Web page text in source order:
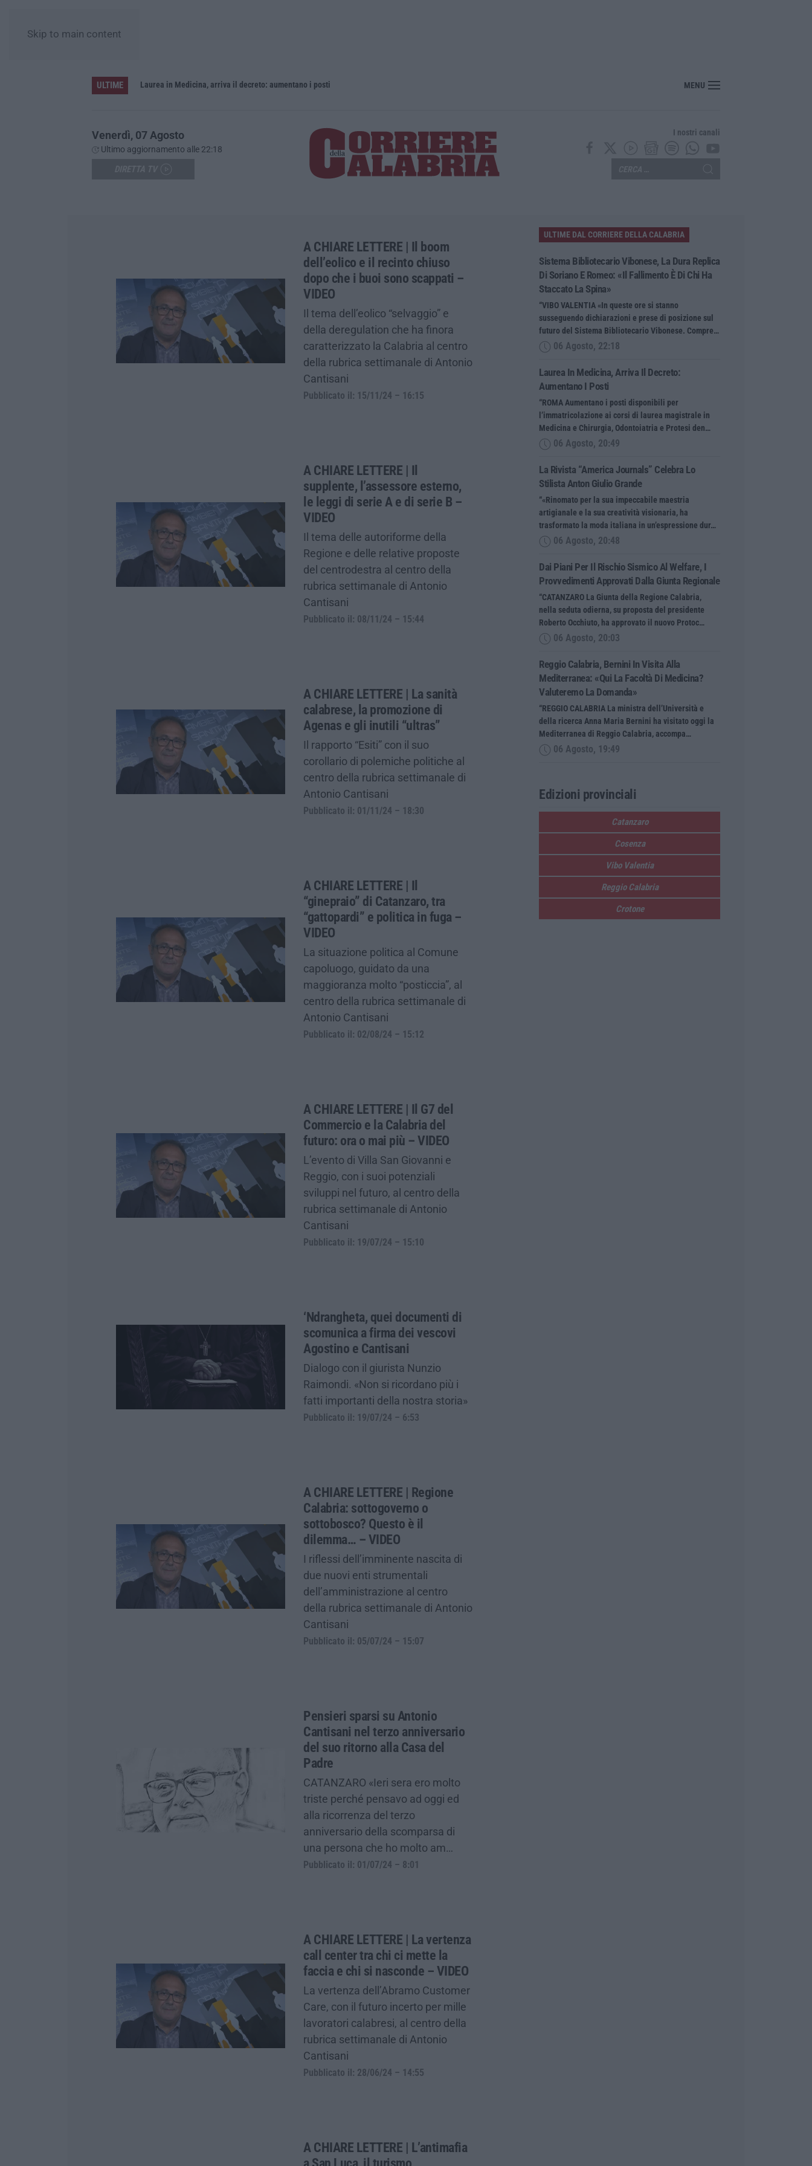
Skip to main content
ULTIME
Sistema bibliotecario vibonese, la dura replica di Soriano e Romeo: «Il fallimento è di chi ha staccato la spina» Laurea in Medicina, arriva il decreto: aumentano i posti La rivista “America Journals” celebra lo stilista Anton Giulio Grande
MENU
Venerdì, 07 Agosto
Ultimo aggiornamento alle 22:18
I nostri canali
A CHIARE LETTERE | Il boom
dell’eolico e il recinto chiuso
dopo che i buoi sono scappati –
VIDEO
Il tema dell’eolico “selvaggio” e
della deregulation che ha finora
caratterizzato la Calabria al centro
della rubrica settimanale di Antonio
Cantisani
Pubblicato il: 15/11/24 – 16:15
A CHIARE LETTERE | Il
supplente, l’assessore esterno,
le leggi di serie A e di serie B –
VIDEO
Il tema delle autoriforme della
Regione e delle relative proposte
del centrodestra al centro della
rubrica settimanale di Antonio
Cantisani
Pubblicato il: 08/11/24 – 15:44
A CHIARE LETTERE | La sanità
calabrese, la promozione di
Agenas e gli inutili “ultras”
Il rapporto “Esiti” con il suo
corollario di polemiche politiche al
centro della rubrica settimanale di
Antonio Cantisani
Pubblicato il: 01/11/24 – 18:30
A CHIARE LETTERE | Il
“ginepraio” di Catanzaro, tra
“gattopardi” e politica in fuga –
VIDEO
La situazione politica al Comune
capoluogo, guidato da una
maggioranza molto “posticcia”, al
centro della rubrica settimanale di
Antonio Cantisani
Pubblicato il: 02/08/24 – 15:12
A CHIARE LETTERE | Il G7 del
Commercio e la Calabria del
futuro: ora o mai più – VIDEO
L’evento di Villa San Giovanni e
Reggio, con i suoi potenziali
sviluppi nel futuro, al centro della
rubrica settimanale di Antonio
Cantisani
Pubblicato il: 19/07/24 – 15:10
‘Ndrangheta, quei documenti di
scomunica a firma dei vescovi
Agostino e Cantisani
Dialogo con il giurista Nunzio
Raimondi. «Non si ricordano più i
fatti importanti della nostra storia»
Pubblicato il: 19/07/24 – 6:53
A CHIARE LETTERE | Regione
Calabria: sottogoverno o
sottobosco? Questo è il
dilemma… – VIDEO
I riflessi dell’imminente nascita di
due nuovi enti strumentali
dell’amministrazione al centro
della rubrica settimanale di Antonio
Cantisani
Pubblicato il: 05/07/24 – 15:07
Pensieri sparsi su Antonio
Cantisani nel terzo anniversario
del suo ritorno alla Casa del
Padre
CATANZARO «Ieri sera ero molto
triste perché pensavo ad oggi ed
alla ricorrenza del terzo
anniversario della scomparsa di
una persona che ho molto am…
Pubblicato il: 01/07/24 – 8:01
A CHIARE LETTERE | La vertenza
call center tra chi ci mette la
faccia e chi si nasconde – VIDEO
La vertenza dell’Abramo Customer
Care, con il futuro incerto per mille
lavoratori calabresi, al centro della
rubrica settimanale di Antonio
Cantisani
Pubblicato il: 28/06/24 – 14:55
A CHIARE LETTERE | L’antimafia
ULTIME DAL CORRIERE DELLA CALABRIA
Sistema Bibliotecario Vibonese, La Dura Replica
Di Soriano E Romeo: «Il Fallimento È Di Chi Ha
Staccato La Spina»
“VIBO VALENTIA «In queste ore si stanno
susseguendo dichiarazioni e prese di posizione sul
futuro del Sistema Bibliotecario Vibonese. Compre…
06 Agosto, 22:18
Laurea In Medicina, Arriva Il Decreto:
Aumentano I Posti
“ROMA Aumentano i posti disponibili per
l’immatricolazione ai corsi di laurea magistrale in
Medicina e Chirurgia, Odontoiatria e Protesi den…
06 Agosto, 20:49
La Rivista “America Journals” Celebra Lo
Stilista Anton Giulio Grande
“«Rinomato per la sua impeccabile maestria
artigianale e la sua creatività visionaria, ha
trasformato la moda italiana in un’espressione dur…
06 Agosto, 20:48
Dai Piani Per Il Rischio Sismico Al Welfare, I
Provvedimenti Approvati Dalla Giunta Regionale
“CATANZARO La Giunta della Regione Calabria,
nella seduta odierna, su proposta del presidente
Roberto Occhiuto, ha approvato il nuovo Protoc…
06 Agosto, 20:03
Reggio Calabria, Bernini In Visita Alla
Mediterranea: «Qui La Facoltà Di Medicina?
Valuteremo La Domanda»
“REGGIO CALABRIA La ministra dell’Università e
della ricerca Anna Maria Bernini ha visitato oggi la
Mediterranea di Reggio Calabria, accompa…
06 Agosto, 19:49
Edizioni provinciali
Catanzaro
Cosenza
Vibo Valentia
Reggio Calabria
Crotone